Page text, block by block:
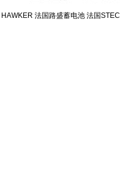
HAWKER 法国路盛蓄电池 法国